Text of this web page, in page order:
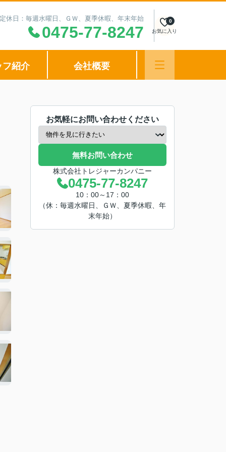
休日：毎週水曜日、ＧＷ、夏季休暇、年末年始
0475-77-8247 お気に入り
0
フ紹介 会社概要
お気軽にお問い合わせください
無料お問い合わせ
株式会社トレジャーカンパニー
0475-77-8247
10：00～17：00
（休：毎週水曜日、ＧＷ、夏季休暇、年
末年始）